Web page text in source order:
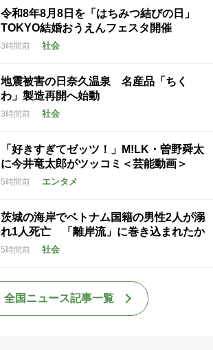
令和8年8月8日を「はちみつ結びの日」
TOKYO結婚おうえんフェスタ開催
3時間前 社会
地震被害の日奈久温泉 名産品「ちく
わ」製造再開へ始動
3時間前 社会
「好きすぎてゼッツ！」M!LK・曽野舜太
に今井竜太郎がツッコミ＜芸能動画＞
5時間前 エンタメ
茨城の海岸でベトナム国籍の男性2人が溺
れ1人死亡 「離岸流」に巻き込まれたか
5時間前 社会
全国ニュース記事一覧